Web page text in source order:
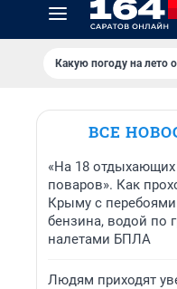
Какую погоду на лето
ВСЕ
«На 18 отдыхающих
поваров». Как
Крыму с перебоями
бензина, водой по
налетами БПЛА
Людям приходят